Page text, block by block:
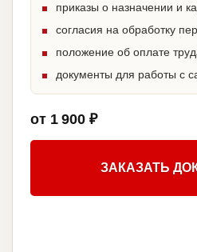
приказы о назначении и
согласия на обработку
положение об оплате
документы для работы с
от 1 900 ₽
ЗАКАЗАТЬ